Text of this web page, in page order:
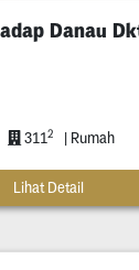
3112 | Rumah
Lihat Detail